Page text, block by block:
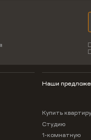
Наши
Купить квартиру
Студию
1-комнатную